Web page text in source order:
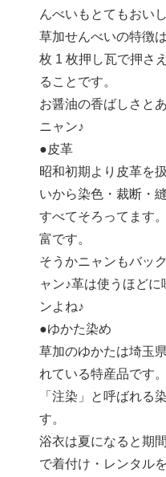
んべいもとてもおい
草加せんべいの特徴
枚 1 枚押し瓦で押さ
ることです。
お醤油の香ばしさと
ニャン♪
●皮革
昭和初期より皮革を
いから染色・裁断・
すべてそろってます
富です。
そうかニャンもバッ
ャン♪革は使うほど
ンよね♪
●ゆかた染め
草加のゆかたは埼玉
れている特産品です。
「注染」と呼ばれる
す。
浴衣は夏になると期
で着付け・レンタル